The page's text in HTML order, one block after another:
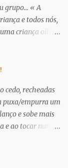
grupo... « A
e todos nós,
criança olhar
os seus
tanto com as
de sala ano
a encontrar dias
cada um dá-
hoje algumas
cedo, recheadas
puxa/empurra um
e sobe mais
e ao tocar num
quando pega um